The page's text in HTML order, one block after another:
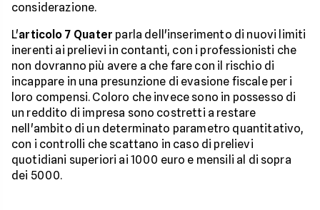
considerazione.
L'articolo 7 Quater parla dell'inserimento di nuovi limiti
inerenti ai prelievi in contanti, con i professionisti che
non dovranno più avere a che fare con il rischio di
incappare in una presunzione di evasione fiscale per i
loro compensi. Coloro che invece sono in possesso di
un reddito di impresa sono costretti a restare
nell'ambito di un determinato parametro quantitativo,
con i controlli che scattano in caso di prelievi
quotidiani superiori ai 1000 euro e mensili al di sopra
dei 5000.